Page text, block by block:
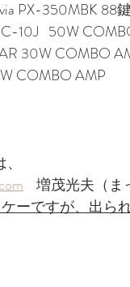
PX-350MBK 88
10J   50W
30W COMBO
COMBO AMP
増茂光夫（
ーですが、出ら